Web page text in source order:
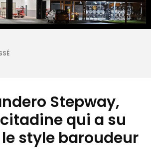
Stepway,
qui a su
style baroudeur